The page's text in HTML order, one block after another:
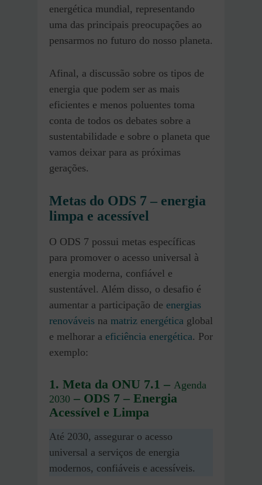
energética mundial, representando
uma das principais preocupações ao
pensarmos no futuro do nosso planeta.
Afinal, a discussão sobre os tipos de
energia que podem ser as mais
eficientes e menos poluentes toma
conta de todos os debates sobre a
sustentabilidade e sobre o planeta que
vamos deixar para as próximas
gerações.
Metas do ODS 7 – energia
limpa e acessível
O ODS 7 possui metas específicas
para promover o acesso universal à
energia moderna, confiável e
sustentável. Além disso, o desafio é
aumentar a participação de energias
renováveis na matriz energética global
e melhorar a eficiência energética. Por
exemplo:
1. Meta da ONU 7.1 – Agenda
2030 – ODS 7 – Energia
Acessível e Limpa
Até 2030, assegurar o acesso
universal a serviços de energia
modernos, confiáveis e acessíveis.